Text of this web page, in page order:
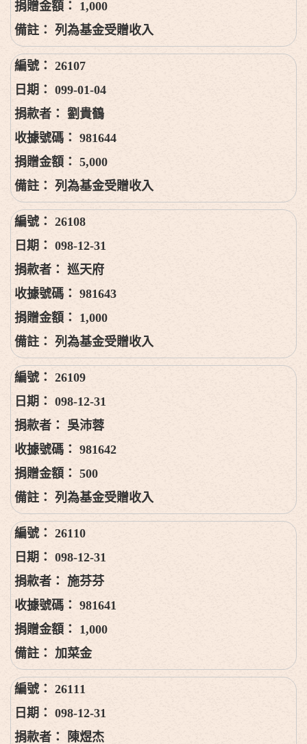
1,000
列為基金受贈收入
26107
099-01-04
劉貴鶴
981644
5,000
列為基金受贈收入
26108
098-12-31
巡天府
981643
1,000
列為基金受贈收入
26109
098-12-31
吳沛蓉
981642
500
列為基金受贈收入
26110
098-12-31
施芬芬
981641
1,000
加菜金
26111
098-12-31
陳煜杰